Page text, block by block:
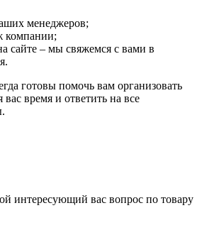
менеджеров;
компании;
сайте – мы свяжемся с вами в
готовы помочь вам организовать
вас время и ответить на все
интересующий вас вопрос по товару